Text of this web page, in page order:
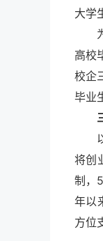
大学
高校
校企
毕业
将创
制，
年以
方位